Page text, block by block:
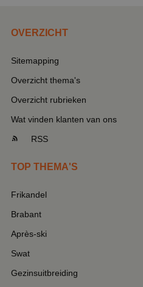
OVERZICHT
Sitemapping
Overzicht thema's
Overzicht rubrieken
Wat vinden klanten van ons
RSS
TOP THEMA'S
Frikandel
Brabant
Après-ski
Swat
Gezinsuitbreiding